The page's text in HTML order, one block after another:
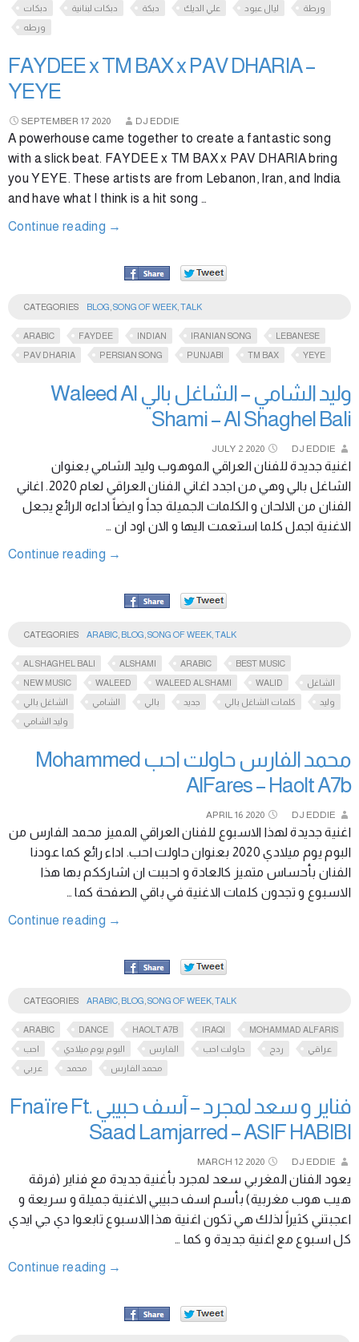
دبكات
دبكات لبنانية دبكة علي الديك ليال عبود
ورطة
ورطه
FAYDEE x TM BAX x PAV DHARIA –
YEYE
SEPTEMBER 17 2020 DJ EDDIE
A powerhouse came together to create a fantastic song
with a slick beat. FAYDEE x TM BAX x PAV DHARIA bring
you YEYE. These artists are from Lebanon, Iran, and India
and have what I think is a hit song …
Continue reading →
CATEGORIES BLOG SONG OF WEEK TALK
ARABIC FAYDEE INDIAN IRANIAN SONG
LEBANESE
PAV DHARIA
PERSIAN SONG PUNJABI TM BAX YEYE
وليد الشامي – الشاغل بالي Waleed Al
Shami – Al Shaghel Bali
JULY 2 2020 DJ EDDIE
اغنية جديدة للفنان العراقي الموهوب وليد الشامي بعنوان
الشاغل بالي وهي من اجدد اغاني الفنان العراقي لعام 2020. اغاني
الفنان من الالحان و الكلمات الجميلة جداً و ايضاً اداءه الرائع يجعل
الاغنية اجمل كلما استعمت اليها و الان اود ان …
Continue reading →
CATEGORIES ARABIC BLOG SONG OF WEEK TALK
AL SHAGHEL BALI ALSHAMI ARABIC
BEST MUSIC
NEW MUSIC
WALEED WALEED AL SHAMI WALID
الشاغل
الشاغل بالي
الشامي بالي جديد كلمات الشاغل بالي
وليد
وليد الشامي
محمد الفارس حاولت احب Mohammed
AlFares – Haolt A7b
APRIL 16 2020 DJ EDDIE
اغنية جديدة لهذا الاسبوع للفنان العراقي المميز محمد الفارس من
البوم يوم ميلادي 2020 بعنوان حاولت احب. اداء رائع كما عودنا
الفنان بأحساس متميز كالعادة و احببت ان اشارككم بها هذا
الاسبوع و تجدون كلمات الاغنية في باقي الصفحة كما …
Continue reading →
CATEGORIES ARABIC BLOG SONG OF WEEK TALK
ARABIC DANCE HAOLT A7B IRAQI
MOHAMMAD ALFARIS
احب
البوم يوم ميلادي الفارس حاولت احب ردح
عراقي
عربي
محمد محمد الفارس
فناير و سعد لمجرد – آسف حبيبي Fnaïre Ft.
Saad Lamjarred – ASIF HABIBI
MARCH 12 2020 DJ EDDIE
يعود الفنان المغربي سعد لمجرد بأغنية جديدة مع فناير (فرقة
هيب هوب مغربية) بأسم اسف حبيبي الاغنية جميلة و سريعة و
اعجبتني كثيراً لذلك هي تكون اغنية هذا الاسبوع تابعوا دي جي ايدي
كل اسبوع مع اغنية جديدة و كما …
Continue reading →